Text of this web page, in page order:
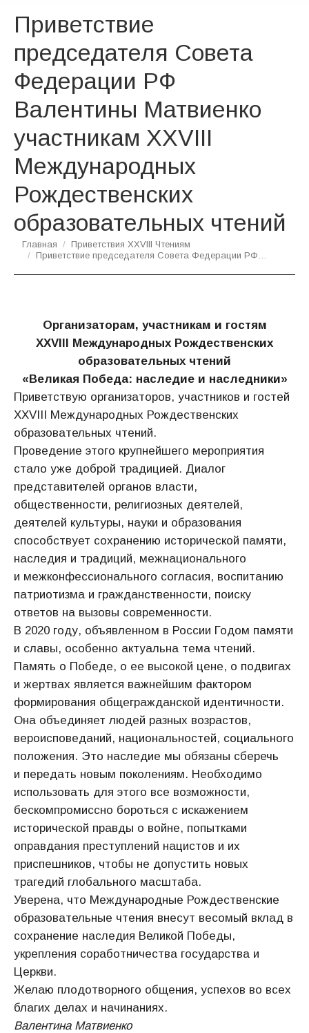
Приветствие
председателя Совета
Федерации РФ
Валентины Матвиенко
участникам XXVIII
Международных
Рождественских
образовательных чтений
Вы здесь:
Главная
Приветствия XXVIII Чтениям
Приветствие председателя Совета Федерации РФ…
Организаторам, участникам и гостям
XXVIII Международных Рождественских
образовательных чтений
«Великая Победа: наследие и наследники»
Приветствую организаторов, участников и гостей
XXVIII Международных Рождественских
образовательных чтений.
Проведение этого крупнейшего мероприятия
стало уже доброй традицией. Диалог
представителей органов власти,
общественности, религиозных деятелей,
деятелей культуры, науки и образования
способствует сохранению исторической памяти,
наследия и традиций, межнационального
и межконфессионального согласия, воспитанию
патриотизма и гражданственности, поиску
ответов на вызовы современности.
В 2020 году, объявленном в России Годом памяти
и славы, особенно актуальна тема чтений.
Память о Победе, о ее высокой цене, о подвигах
и жертвах является важнейшим фактором
формирования общегражданской идентичности.
Она объединяет людей разных возрастов,
вероисповеданий, национальностей, социального
положения. Это наследие мы обязаны сберечь
и передать новым поколениям. Необходимо
использовать для этого все возможности,
бескомпромиссно бороться с искажением
исторической правды о войне, попытками
оправдания преступлений нацистов и их
приспешников, чтобы не допустить новых
трагедий глобального масштаба.
Уверена, что Международные Рождественские
образовательные чтения внесут весомый вклад в
сохранение наследия Великой Победы,
укрепления соработничества государства и
Церкви.
Желаю плодотворного общения, успехов во всех
благих делах и начинаниях.
Валентина Матвиенко